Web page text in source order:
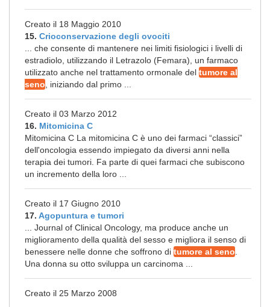
Creato il 18 Maggio 2010
15. Crioconservazione degli ovociti
... che consente di mantenere nei limiti fisiologici i livelli di
estradiolo, utilizzando il Letrazolo (Femara), un farmaco
utilizzato anche nel trattamento ormonale del tumore al
seno , iniziando dal primo ...
Creato il 03 Marzo 2012
16. Mitomicina C
Mitomicina C La mitomicina C è uno dei farmaci “classici”
dell'oncologia essendo impiegato da diversi anni nella
terapia dei tumori. Fa parte di quei farmaci che subiscono
un incremento della loro ...
Creato il 17 Giugno 2010
17. Agopuntura e tumori
... Journal of Clinical Oncology, ma produce anche un
miglioramento della qualità del sesso e migliora il senso di
benessere nelle donne che soffrono di tumore al seno
Una donna su otto sviluppa un carcinoma ...
Creato il 25 Marzo 2008